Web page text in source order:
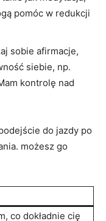
pomóc w redukcji
sobie afirmacje,
siebie, ‍np.
kontrolę nad
do jazdy po
możesz go​
co dokładnie cię